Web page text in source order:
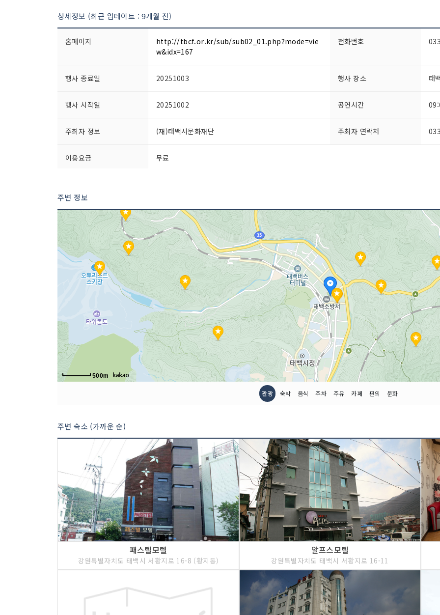
상세정보 (최근 업데이트 : 9개월 전)
홈페이지
http://tbcf.or.kr/sub/sub02_01.php?mode=vie
w&idx=167
전화번호
행사 종료일 20251003 행사 장소 태
행사 시작일 20251002 공연시간
주최자 정보 (재)태백시문화재단 주최자 연락처
이용요금 무료
주변 정보
500m
관광 숙박 음식 주차 주유 카페 편의 문화
주변 숙소 (가까운 순)
패스텔모텔
강원특별자치도 태백시 서황지로 16-8 (황지동)
알프스모텔
강원특별자치도 태백시 서황지로 16-11